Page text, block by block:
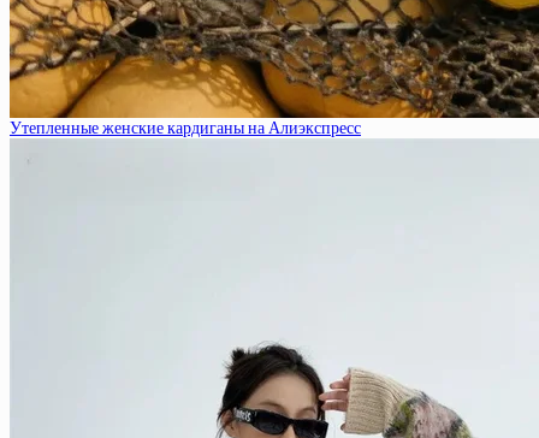
Утепленные женские кардиганы на Алиэкспресс